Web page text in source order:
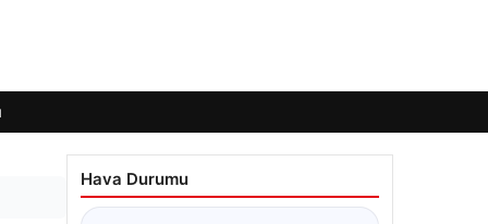
Hava Durumu